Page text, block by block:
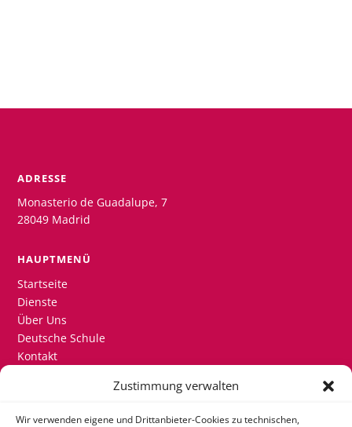
Zustimmung verwalten
Wir verwenden eigene und Drittanbieter-Cookies zu technischen,
ADRESSE
Monasterio de Guadalupe, 7
28049 Madrid
HAUPTMENÜ
Startseite
Dienste
Über Uns
Deutsche Schule
Kontakt
+34 915 580 200 + Ext. 802